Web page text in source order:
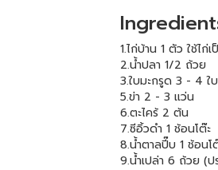
1.ไก่บ้าน 1 ตัว ใช้ไ
2.น้ำปลา 1/2 ถ้วย
3.ใบมะกรูด 3 - 4 ใ
5.ข่า 2 - 3 แว่น
6.ตะไคร้ 2 ต้น
7.ซีอิ้วดำ 1 ช้อนโต๊ะ
8.น้ำตาลปี๊บ 1 ช้อนโ
9.น้ำเปล่า 6 ถ้วย (